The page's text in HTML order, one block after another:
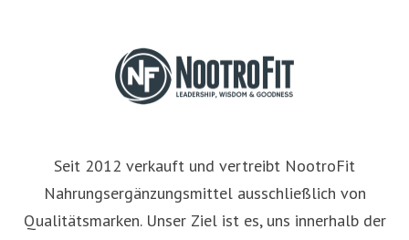
Seit 2012 verkauft und vertreibt NootroFit
Nahrungsergänzungsmittel ausschließlich von
Qualitätsmarken. Unser Ziel ist es, uns innerhalb der